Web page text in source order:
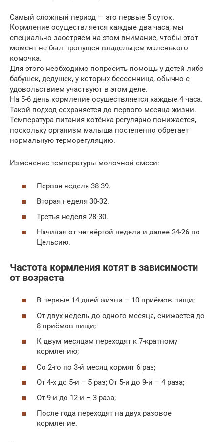
Самый сложный период — это первые 5 суток.
Кормление осуществляется каждые два часа, мы
специально заостряем на этом внимание, чтобы этот
момент не был пропущен владельцем маленького
комочка.
Для этого необходимо попросить помощь у детей либо
бабушек, дедушек, у которых бессонница, обычно с
удовольствием участвуют в этом деле.
На 5-6 день кормление осуществляется каждые 4 часа.
Такой подход сохраняется до первого месяца жизни.
Температура питания котёнка регулярно понижается,
поскольку организм малыша постепенно обретает
нормальную терморегуляцию.
Изменение температуры молочной смеси:
Первая неделя 38-39.
Вторая неделя 30-32.
Третья неделя 28-30.
Начиная от четвёртой недели и далее 24-26 по
Цельсию.
Частота кормления котят в зависимости
от возраста
В первые 14 дней жизни – 10 приёмов пищи;
От двух недель до одного месяца, снижается до
8 приёмов пищи;
К двум месяцам переходят к 7-кратному
кормлению;
Со 2-го по 3-й месяц кормят 6 раз;
От 4-х до 5-и – 5 раз; От 5-и до 9-и – 4 раза;
От 9-и до 12-и – 3 раза;
После года переходят на двух разовое
кормление.